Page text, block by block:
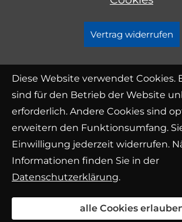
Vertrag widerrufen
Diese Website verwendet Cookies.
sind für den Betrieb der Website
erforderlich. Andere Cookies sind
erweitern den Funktionsumfang.
Einwilligung jederzeit widerrufen.
Informationen finden Sie in der
Datenschutzerklärung.
alle Cookies